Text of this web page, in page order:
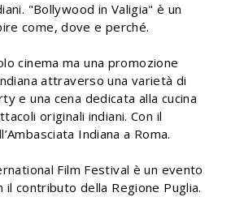
"Bollywood in Valigia" è un
come, dove e perché.
cinema ma una promozione
attraverso una varietà di
e una cena dedicata alla cucina
originali indiani. Con il
Indiana a Roma.
Film Festival è un evento
il contributo della Regione Puglia.